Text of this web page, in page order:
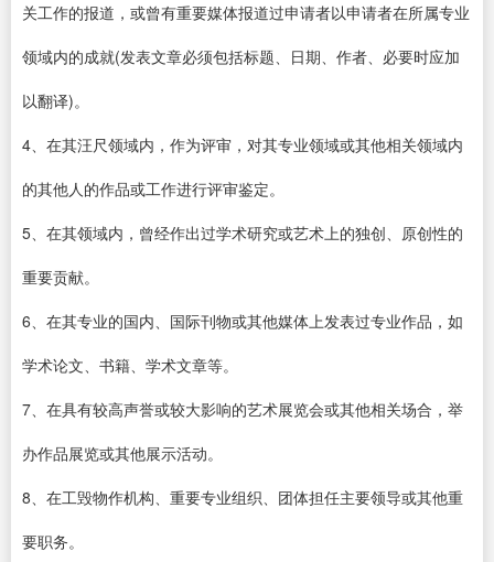
关工作的报道，或曾有重要媒体报道过申请者以申请者在所属专业
领域内的成就(发表文章必须包括标题、日期、作者、必要时应加
以翻译)。
4、在其汪尺领域内，作为评审，对其专业领域或其他相关领域内
的其他人的作品或工作进行评审鉴定。
5、在其领域内，曾经作出过学术研究或艺术上的独创、原创性的
重要贡献。
6、在其专业的国内、国际刊物或其他媒体上发表过专业作品，如
学术论文、书籍、学术文章等。
7、在具有较高声誉或较大影响的艺术展览会或其他相关场合，举
办作品展览或其他展示活动。
8、在工毁物作机构、重要专业组织、团体担任主要领导或其他重
要职务。